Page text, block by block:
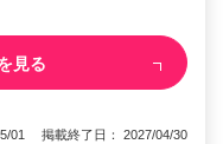
見る
01 掲載終了日： 2027/04/30